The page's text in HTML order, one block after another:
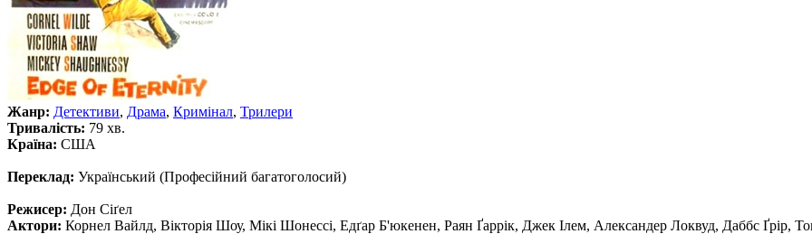
Жанр: Детективи, Драма, Кримінал, Трилери
Тривалість: 79 хв.
Країна: США
Переклад: Український (Професійний багатоголосий)
Режисер: Дон Сіґел
Актори: Корнел Вайлд, Вікторія Шоу, Мікі Шонессі, Едґар Б'юкенен, Раян Ґаррік, Джек Ілем, Александер Локвуд, Даббс Ґрір,